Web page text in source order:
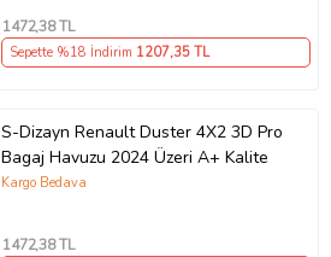
1472,38 TL
Sepette %18 İndirim 1207,35 TL
S-Dizayn Renault Duster 4X2 3D Pro
Bagaj Havuzu 2024 Üzeri A+ Kalite
Kargo Bedava
1472,38 TL